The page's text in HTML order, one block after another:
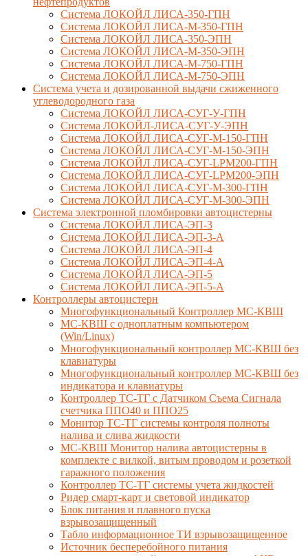
Система ЛОКОЙЛ ЛИСА-350-ГПН
Система ЛОКОЙЛ ЛИСА-М-350-ГПН
Система ЛОКОЙЛ ЛИСА-350-ЭПН
Система ЛОКОЙЛ ЛИСА-М-350-ЭПН
Система ЛОКОЙЛ ЛИСА-М-750-ГПН
Система ЛОКОЙЛ ЛИСА-М-750-ЭПН
Система учета и дозированной выдачи сжиженного
углеводородного газа
Система ЛОКОЙЛ ЛИСА-СУГ-У-ГПН
Система ЛОКОЙЛ-ЛИСА-СУГ-У-ЭПН
Система ЛОКОЙЛ ЛИСА-СУГ-М-150-ГПН
Система ЛОКОЙЛ ЛИСА-СУГ-М-150-ЭПН
Система ЛОКОЙЛ ЛИСА-СУГ-LPM200-ГПН
Система ЛОКОЙЛ ЛИСА-СУГ-LPM200-ЭПН
Система ЛОКОЙЛ ЛИСА-СУГ-М-300-ГПН
Система ЛОКОЙЛ ЛИСА-СУГ-М-300-ЭПН
Система электронной пломбировки автоцистерны
Система ЛОКОЙЛ ЛИСА-ЭП-3
Система ЛОКОЙЛ ЛИСА-ЭП-3-А
Система ЛОКОЙЛ ЛИСА-ЭП-4
Система ЛОКОЙЛ ЛИСА-ЭП-4-А
Система ЛОКОЙЛ ЛИСА-ЭП-5
Система ЛОКОЙЛ ЛИСА-ЭП-5-А
Контроллеры автоцистерн
Многофункциональный Контроллер МС-КВШ
МС-КВШ с одноплатным компьютером
(Win/Linux)
Многофункциональный контроллер МС-КВШ без
клавиатуры
Многофункциональный контроллер МС-КВШ без
индикатора и клавиатуры
Контроллер ТС-ТГ с Датчиком Съема Сигнала
счетчика ППО40 и ППО25
Монитор ТС-ТГ системы контроля полноты
налива и слива жидкости
МС-КВШ Монитор налива автоцистерны в
комплекте с вилкой, витым проводом и розеткой
гаражного положения
Контроллер ТС-ТГ системы учета жидкостей
Ридер смарт-карт и световой индикатор
Блок питания и плавного пуска
взрывозащищенный
Табло информационное ТИ взрывозащищенное
Источник бесперебойного питания